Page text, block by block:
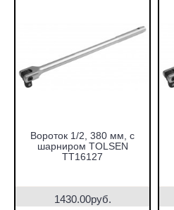
Вороток 1/2, 380 мм, с
шарниром TOLSEN
TT16127
1430.00руб.